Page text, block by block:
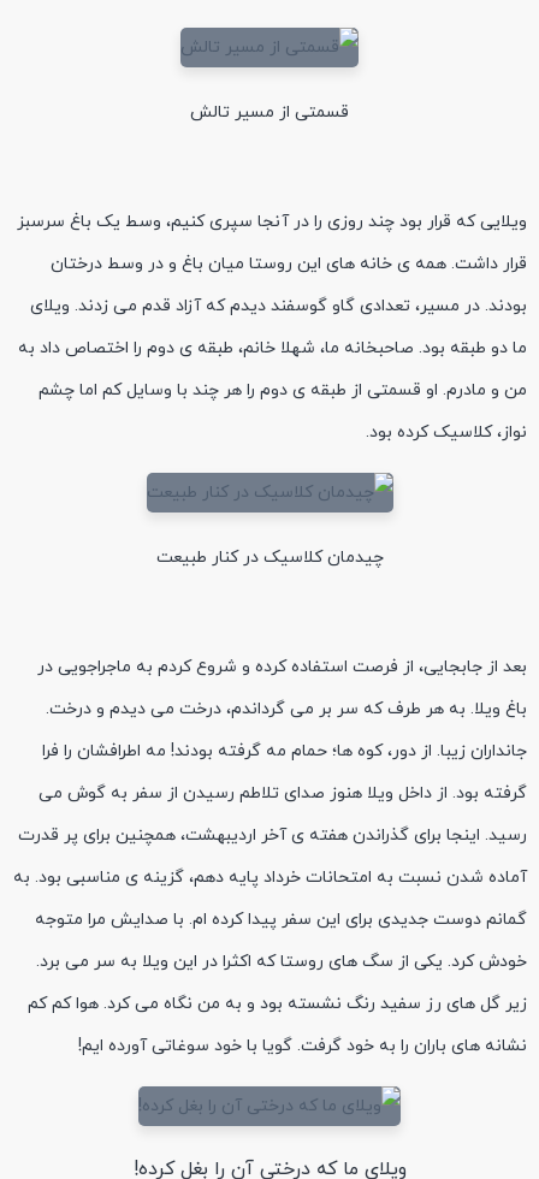
قسمتی از مسیر تالش
ویلایی که قرار بود چند روزی را در آنجا سپری کنیم، وسط یک باغ سرسبز
قرار داشت. همه ی خانه های این روستا میان باغ و در وسط درختان
بودند. در مسیر، تعدادی گاو گوسفند دیدم که آزاد قدم می زدند. ویلای
ما دو طبقه بود. صاحبخانه ما، شهلا خانم، طبقه ی دوم را اختصاص داد به
من و مادرم. او قسمتی از طبقه ی دوم را هر چند با وسایل کم اما چشم
نواز، کلاسیک کرده بود.
چیدمان کلاسیک در کنار طبیعت
بعد از جابجایی، از فرصت استفاده کرده و شروع کردم به ماجراجویی در
باغ ویلا. به هر طرف که سر بر می گرداندم، درخت می دیدم و درخت.
جانداران زیبا. از دور، کوه ها؛ حمام مه گرفته بودند! مه اطرافشان را فرا
گرفته بود. از داخل ویلا هنوز صدای تلاطم رسیدن از سفر به گوش می
رسید. اینجا برای گذراندن هفته ی آخر اردیبهشت، همچنین برای پر قدرت
آماده شدن نسبت به امتحانات خرداد پایه دهم، گزینه ی مناسبی بود. به
گمانم دوست جدیدی برای این سفر پیدا کرده ام. با صدایش مرا متوجه
خودش کرد. یکی از سگ های روستا که اکثرا در این ویلا به سر می برد.
زیر گل های رز سفید رنگ نشسته بود و به من نگاه می کرد. هوا کم کم
نشانه های باران را به خود گرفت. گویا با خود سوغاتی آورده ایم!
ویلای ما که درختی آن را بغل کرده!